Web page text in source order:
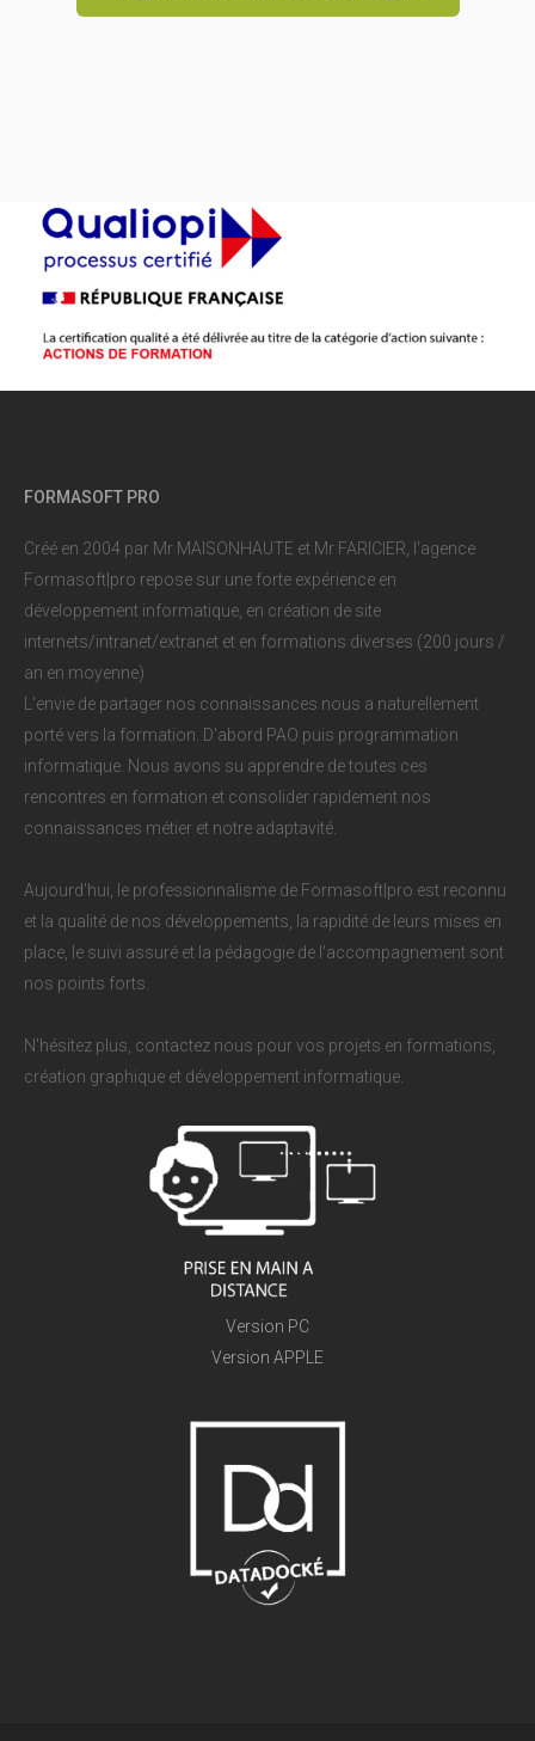
FORMASOFT PRO
Créé en 2004 par Mr MAISONHAUTE et Mr FARICIER, l'agence
Formasoft|pro repose sur une forte expérience en
développement informatique, en création de site
internets/intranet/extranet et en formations diverses (200 jours /
an en moyenne)
L'envie de partager nos connaissances nous a naturellement
porté vers la formation. D'abord PAO puis programmation
informatique. Nous avons su apprendre de toutes ces
rencontres en formation et consolider rapidement nos
connaissances métier et notre adaptavité.
Aujourd'hui, le professionnalisme de Formasoft|pro est reconnu
et la qualité de nos développements, la rapidité de leurs mises en
place, le suivi assuré et la pédagogie de l'accompagnement sont
nos points forts.
N'hésitez plus, contactez nous pour vos projets en formations,
création graphique et développement informatique.
Version PC
Version APPLE